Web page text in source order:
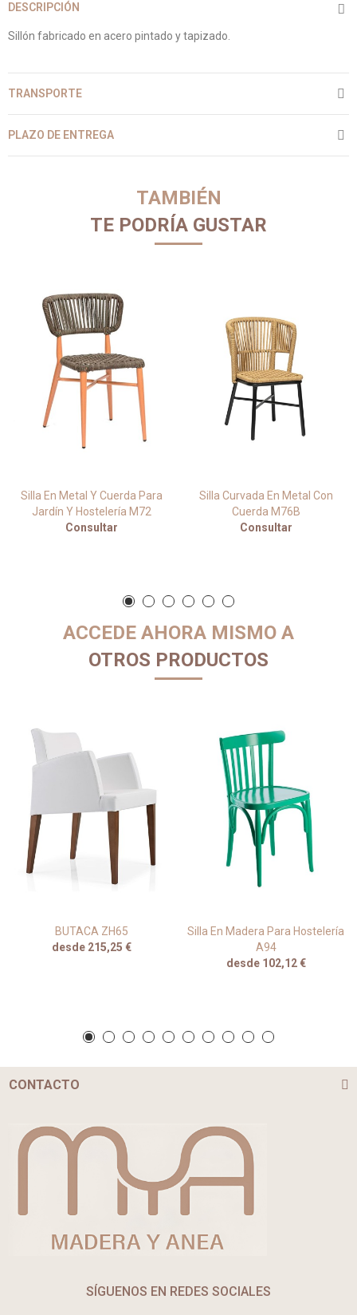
DESCRIPCIÓN
Sillón fabricado en acero pintado y tapizado.
TRANSPORTE
PLAZO DE ENTREGA
TAMBIÉN
TE PODRÍA GUSTAR
Silla En Metal Y Cuerda Para
Jardín Y Hostelería M72
Consultar
Silla Curvada En Metal Con
Cuerda M76B
Consultar
ACCEDE AHORA MISMO A
OTROS PRODUCTOS
BUTACA ZH65
desde 215,25 €
Silla En Madera Para Hostelería
A94
desde 102,12 €
CONTACTO
SÍGUENOS EN REDES SOCIALES